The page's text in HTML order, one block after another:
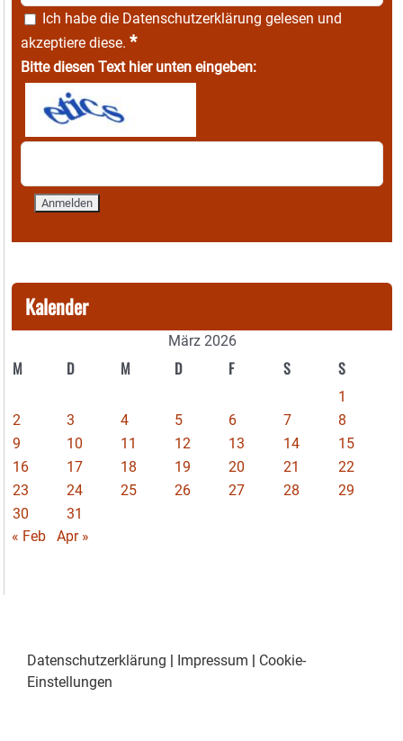
Ich habe die Datenschutzerklärung gelesen und
akzeptiere diese. *
Bitte diesen Text hier unten eingeben:
Kalender
März 2026
M D M D F S S
1
2
3 4 5 6 7
8
9
10 11 12 13 14
15
16
17 18 19 20 21
22
23
24 25 26 27 28
29
30
31
« Feb
Apr »
Datenschutzerklärung Impressum
Cookie-
Einstellungen